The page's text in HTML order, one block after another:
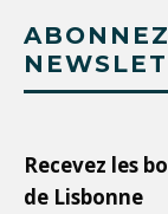
Recevez les
de Lisbonne